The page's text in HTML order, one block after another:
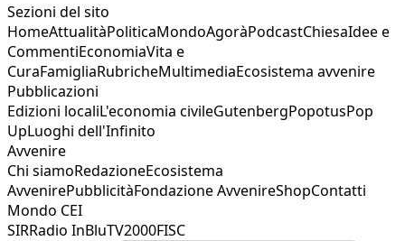
Sezioni del sito
HomeAttualitàPoliticaMondoAgoràPodcastChiesaIdee e
CommentiEconomiaVita e
CuraFamigliaRubricheMultimediaEcosistema avvenire
Pubblicazioni
Edizioni localiL'economia civileGutenbergPopotusPop
UpLuoghi dell'Infinito
Avvenire
Chi siamoRedazioneEcosistema
AvvenirePubblicitàFondazione AvvenireShopContatti
Mondo CEI
SIRRadio InBluTV2000FISC